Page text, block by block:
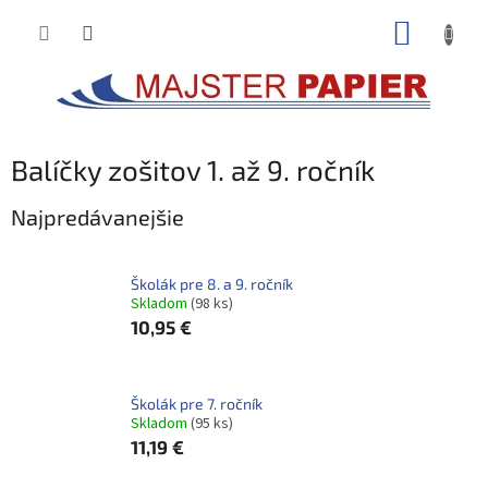
Balíčky zošitov 1. až 9. ročník
Najpredávanejšie
Školák pre 8. a 9. ročník
Skladom (98 ks)
10,95 €
Školák pre 7. ročník
Skladom (95 ks)
11,19 €